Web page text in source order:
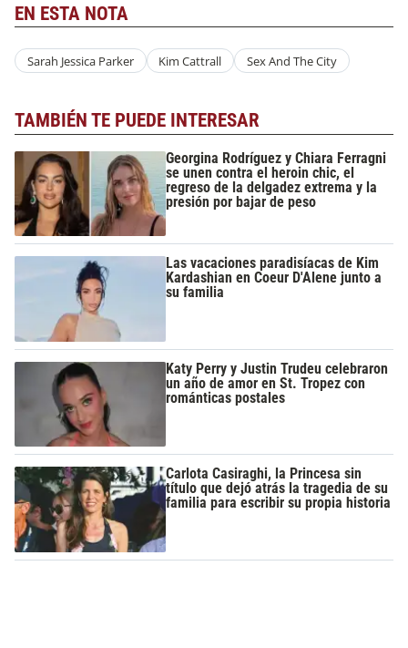
EN ESTA NOTA
Sarah Jessica Parker Kim Cattrall Sex And The City
TAMBIÉN TE PUEDE INTERESAR
Georgina Rodríguez y Chiara Ferragni
se unen contra el heroin chic, el
regreso de la delgadez extrema y la
presión por bajar de peso
Las vacaciones paradisíacas de Kim
Kardashian en Coeur D'Alene junto a
su familia
Katy Perry y Justin Trudeu celebraron
un año de amor en St. Tropez con
románticas postales
Carlota Casiraghi, la Princesa sin
título que dejó atrás la tragedia de su
familia para escribir su propia historia